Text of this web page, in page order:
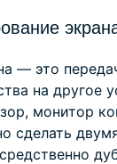
— это
на другое
монитор
сделать